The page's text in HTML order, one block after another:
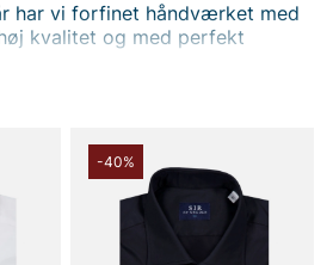
har vi forfinet håndværket med
kvalitet og med perfekt
med stoffer fra nogle af
såsom Loro Piana, Vitale
daglige forretningsmand til
vil se dit allerbedste
hvis du bare vil være den
arbejdet, til fester eller ved en
vores brede udvalg af
-40%